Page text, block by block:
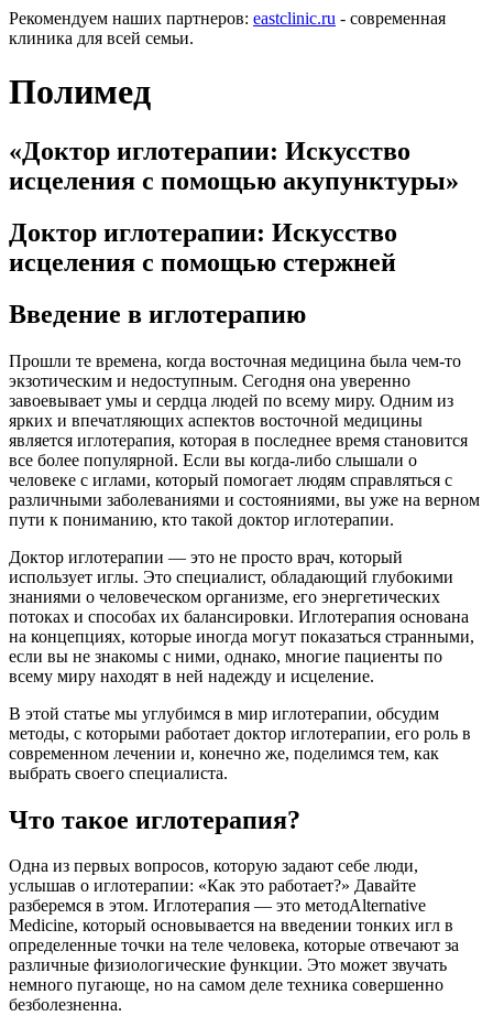
Рекомендуем наших партнеров: eastclinic.ru - современная
клиника для всей семьи.
Полимед
«Доктор иглотерапии: Искусство
исцеления с помощью акупунктуры»
Доктор иглотерапии: Искусство
исцеления с помощью стержней
Введение в иглотерапию
Прошли те времена, когда восточная медицина была чем-то
экзотическим и недоступным. Сегодня она уверенно
завоевывает умы и сердца людей по всему миру. Одним из
ярких и впечатляющих аспектов восточной медицины
является иглотерапия, которая в последнее время становится
все более популярной. Если вы когда-либо слышали о
человеке с иглами, который помогает людям справляться с
различными заболеваниями и состояниями, вы уже на верном
пути к пониманию, кто такой доктор иглотерапии.
Доктор иглотерапии — это не просто врач, который
использует иглы. Это специалист, обладающий глубокими
знаниями о человеческом организме, его энергетических
потоках и способах их балансировки. Иглотерапия основана
на концепциях, которые иногда могут показаться странными,
если вы не знакомы с ними, однако, многие пациенты по
всему миру находят в ней надежду и исцеление.
В этой статье мы углубимся в мир иглотерапии, обсудим
методы, с которыми работает доктор иглотерапии, его роль в
современном лечении и, конечно же, поделимся тем, как
выбрать своего специалиста.
Что такое иглотерапия?
Одна из первых вопросов, которую задают себе люди,
услышав о иглотерапии: «Как это работает?» Давайте
разберемся в этом. Иглотерапия — это методAlternative
Medicine, который основывается на введении тонких игл в
определенные точки на теле человека, которые отвечают за
различные физиологические функции. Это может звучать
немного пугающе, но на самом деле техника совершенно
безболезненна.